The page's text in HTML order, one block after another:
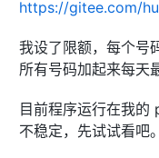
https://gitee.com/
我设了限额，每个号
所有号码加起来每天
目前程序运行在我
不稳定，先试试看吧。